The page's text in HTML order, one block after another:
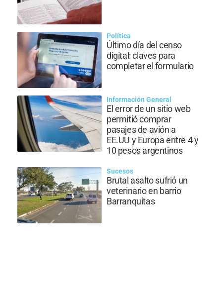
Política
Último día del censo
digital: claves para
completar el formulario
Información General
El error de un sitio web
permitió comprar
pasajes de avión a
EE.UU y Europa entre 4 y
10 pesos argentinos
Sucesos
Brutal asalto sufrió un
veterinario en barrio
Barranquitas